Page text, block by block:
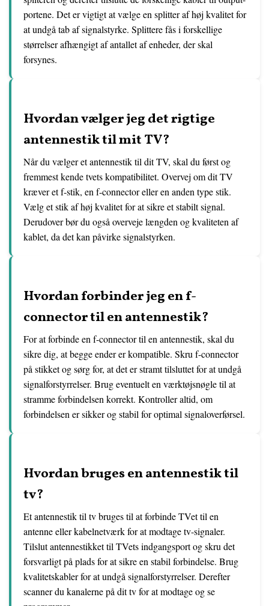
portene. Det er vigtigt at vælge en splitter af høj kvalitet for
at undgå tab af signalstyrke. Splittere fås i forskellige
størrelser afhængigt af antallet af enheder, der skal
forsynes.
Hvordan vælger jeg det rigtige
antennestik til mit TV?
Når du vælger et antennestik til dit TV, skal du først og
fremmest kende tvets kompatibilitet. Overvej om dit TV
kræver et f-stik, en f-connector eller en anden type stik.
Vælg et stik af høj kvalitet for at sikre et stabilt signal.
Derudover bør du også overveje længden og kvaliteten af
kablet, da det kan påvirke signalstyrken.
Hvordan forbinder jeg en f-
connector til en antennestik?
For at forbinde en f-connector til en antennestik, skal du
sikre dig, at begge ender er kompatible. Skru f-connector
på stikket og sørg for, at det er stramt tilsluttet for at undgå
signalforstyrrelser. Brug eventuelt en værktøjsnøgle til at
stramme forbindelsen korrekt. Kontroller altid, om
forbindelsen er sikker og stabil for optimal signaloverførsel.
Hvordan bruges en antennestik til
tv?
Et antennestik til tv bruges til at forbinde TVet til en
antenne eller kabelnetværk for at modtage tv-signaler.
Tilslut antennestikket til TVets indgangsport og skru det
forsvarligt på plads for at sikre en stabil forbindelse. Brug
kvalitetskabler for at undgå signalforstyrrelser. Derefter
scanner du kanalerne på dit tv for at modtage og se